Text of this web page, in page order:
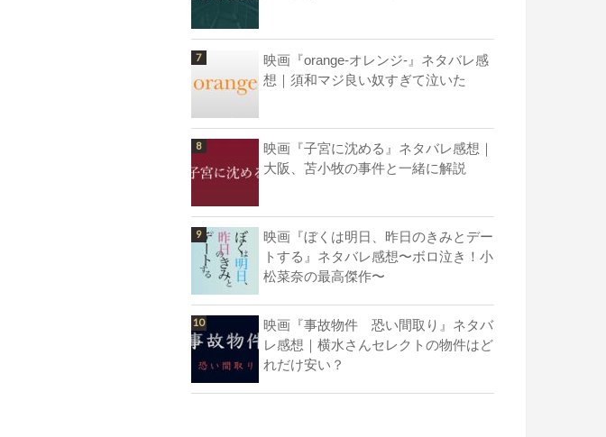
映画『orange-オレンジ-』ネタバレ感
想｜須和マジ良い奴すぎて泣いた
映画『子宮に沈める』ネタバレ感想｜
大阪、苫小牧の事件と一緒に解説
映画『ぼくは明日、昨日のきみとデー
トする』ネタバレ感想〜ボロ泣き！小
松菜奈の最高傑作〜
映画『事故物件 恐い間取り』ネタバ
レ感想｜横水さんセレクトの物件はど
れだけ安い？